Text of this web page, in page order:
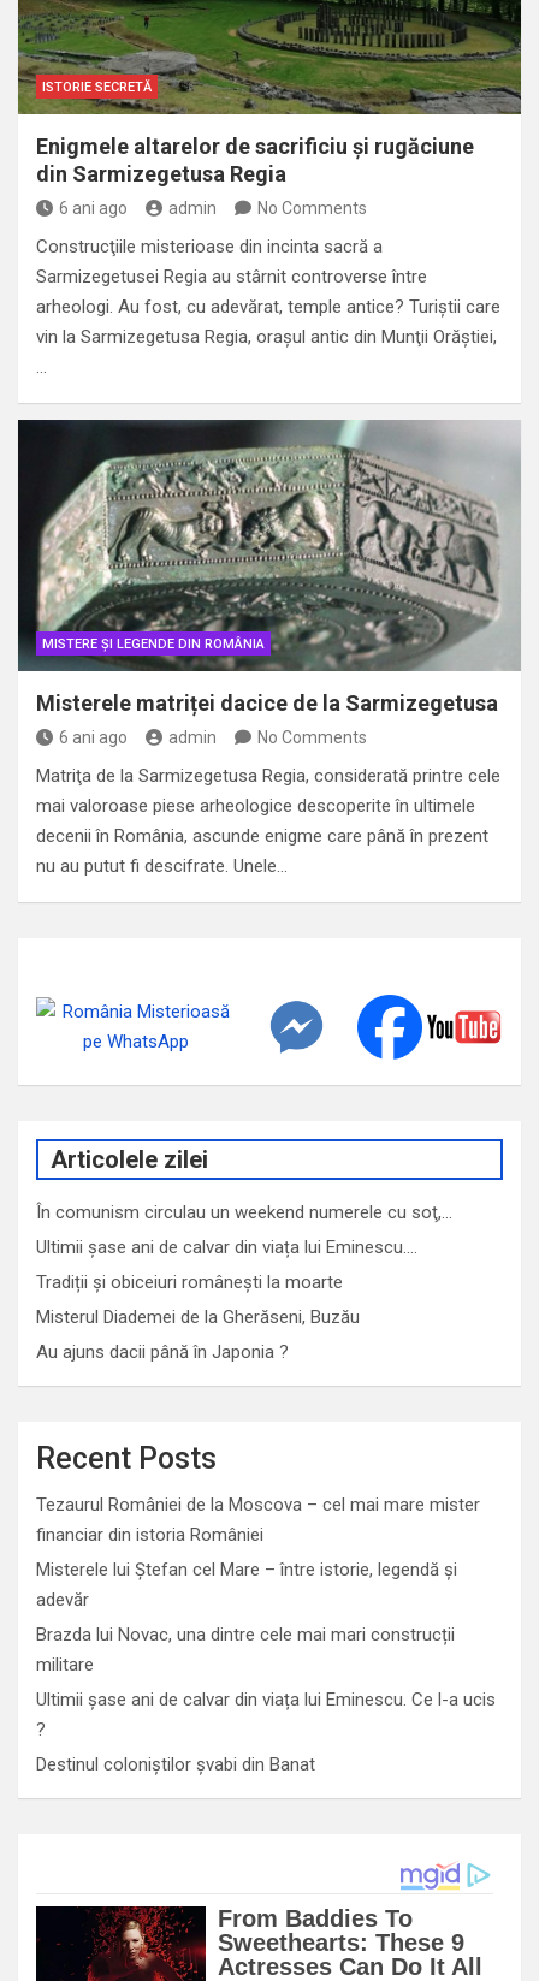
ISTORIE SECRETĂ
Enigmele altarelor de sacrificiu și rugăciune
din Sarmizegetusa Regia
6 ani ago admin No Comments
Construcţiile misterioase din incinta sacră a
Sarmizegetusei Regia au stârnit controverse între
arheologi. Au fost, cu adevărat, temple antice? Turiştii care
vin la Sarmizegetusa Regia, oraşul antic din Munţii Orăştiei,
…
MISTERE ȘI LEGENDE DIN ROMÂNIA
Misterele matriței dacice de la Sarmizegetusa
6 ani ago admin No Comments
Matriţa de la Sarmizegetusa Regia, considerată printre cele
mai valoroase piese arheologice descoperite în ultimele
decenii în România, ascunde enigme care până în prezent
nu au putut fi descifrate. Unele…
Articolele zilei
În comunism circulau un weekend numerele cu soţ,…
Ultimii șase ani de calvar din viața lui Eminescu.…
Tradiții și obiceiuri românești la moarte
Misterul Diademei de la Gherăseni, Buzău
Au ajuns dacii până în Japonia ?
Recent Posts
Tezaurul României de la Moscova – cel mai mare mister
financiar din istoria României
Misterele lui Ștefan cel Mare – între istorie, legendă și
adevăr
Brazda lui Novac, una dintre cele mai mari construcții
militare
Ultimii șase ani de calvar din viața lui Eminescu. Ce l-a ucis
?
Destinul coloniștilor șvabi din Banat